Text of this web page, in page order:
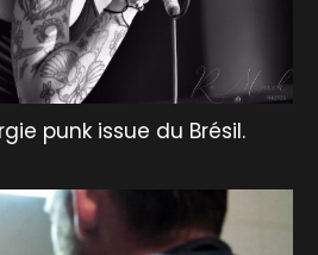
punk issue du Brésil.